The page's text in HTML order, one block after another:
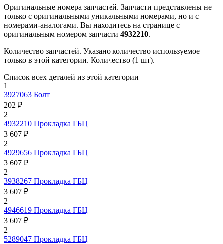
Оригинальные номера запчастей. Запчасти представлены не
только с оригинальными уникальными номерами, но и с
номерами-аналогами. Вы находитесь на странице с
оригинальным номером запчасти 4932210.
Количество запчастей. Указано количество используемое
только в этой категории. Количество (1 шт).
Список всех деталей из этой категории
1
3927063 Болт
202 ₽
2
4932210 Прокладка ГБЦ
3 607 ₽
2
4929656 Прокладка ГБЦ
3 607 ₽
2
3938267 Прокладка ГБЦ
3 607 ₽
2
4946619 Прокладка ГБЦ
3 607 ₽
2
5289047 Прокладка ГБЦ